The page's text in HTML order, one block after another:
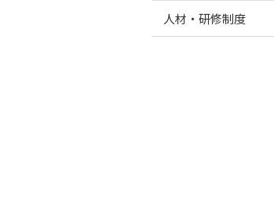
人材・研修制度